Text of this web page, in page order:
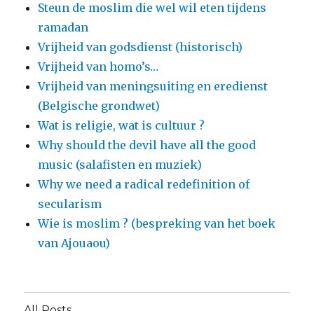
Steun de moslim die wel wil eten tijdens
ramadan
Vrijheid van godsdienst (historisch)
Vrijheid van homo’s…
Vrijheid van meningsuiting en eredienst
(Belgische grondwet)
Wat is religie, wat is cultuur ?
Why should the devil have all the good
music (salafisten en muziek)
Why we need a radical redefinition of
secularism
Wie is moslim ? (bespreking van het boek
van Ajouaou)